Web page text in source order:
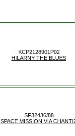
KCP2128901P02
HILARNY THE BLUES
SF32436/88
SPACE MISSION VIA